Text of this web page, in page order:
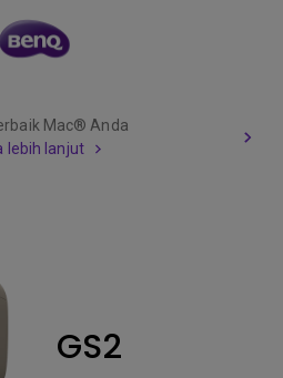
Mac® Anda
lebih lanjut
GS2